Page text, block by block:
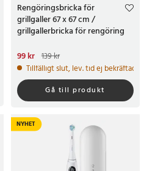
Rengöringsbricka för
grillgaller 67 x 67 cm /
grillgallerbricka för rengöring
Nuvarande pris
pris:139 kr
99 kr 139 kr
Tillfälligt slut, lev. tid ej bekräftad.
Gå till produkt
NYHET